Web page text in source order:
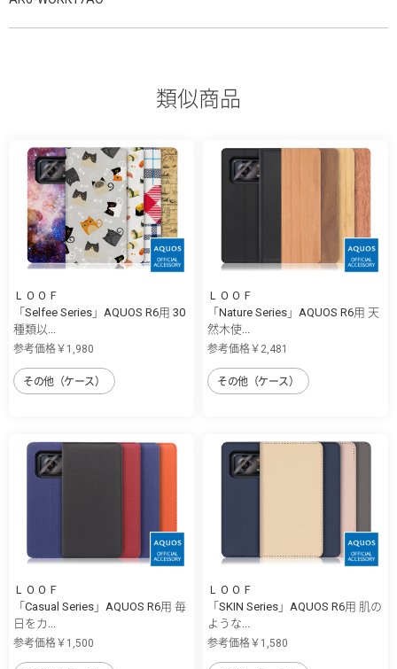
類似商品
ＬＯＯＦ
「Selfee Series」AQUOS R6用 30
種類以...
参考価格￥1,980
その他（ケース）
ＬＯＯＦ
「Nature Series」AQUOS R6用 天
然木使...
参考価格￥2,481
その他（ケース）
ＬＯＯＦ
「Casual Series」AQUOS R6用 毎
日をカ...
参考価格￥1,500
ＬＯＯＦ
「SKIN Series」AQUOS R6用 肌の
ような...
参考価格￥1,580